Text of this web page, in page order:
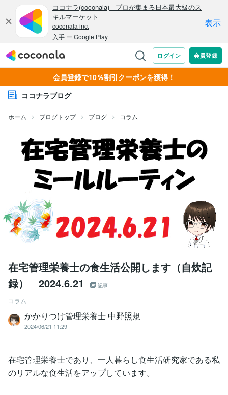
会員登録で10％割引クーポンを獲得！
ココナラブログ
ホーム ブログトップ ブログ コラム
在宅管理栄養士の食生活公開します（自炊記
録） 2024.6.21
記事
コラム
かかりつけ管理栄養士 中野照規
2024/06/21 11:29
在宅管理栄養士であり、一人暮らし食生活研究家である私
のリアルな食生活をアップしています。